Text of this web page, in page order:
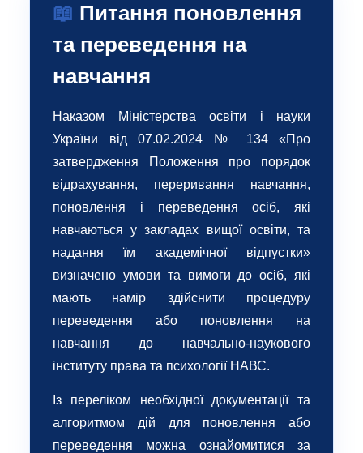
📖 Питання поновлення
та переведення на
навчання
Наказом Міністерства освіти і науки
України від 07.02.2024 № 134 «Про
затвердження Положення про порядок
відрахування, переривання навчання,
поновлення і переведення осіб, які
навчаються у закладах вищої освіти, та
надання їм академічної відпустки»
визначено умови та вимоги до осіб, які
мають намір здійснити процедуру
переведення або поновлення на
навчання до навчально-наукового
інституту права та психології НАВС.
Із переліком необхідної документації та
алгоритмом дій для поновлення або
переведення можна ознайомитися за